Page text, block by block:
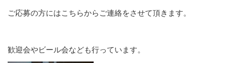
ご応募の方にはこちらからご連絡をさせて頂きます。
歓迎会やビール会なども行っています。